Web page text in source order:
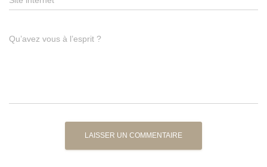
Qu’avez vous à l’esprit ?